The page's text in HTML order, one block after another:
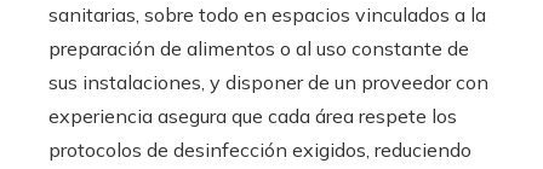
sanitarias, sobre todo en espacios vinculados a la
preparación de alimentos o al uso constante de
sus instalaciones, y disponer de un proveedor con
experiencia asegura que cada área respete los
protocolos de desinfección exigidos, reduciendo